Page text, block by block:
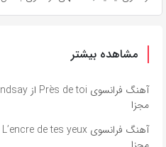
مشاهده بیشتر
مجزا